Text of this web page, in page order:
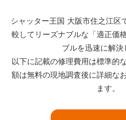
シャッター王国 大阪市住之江区
較してリーズナブルな「適正価
ブルを迅速に解決
以下に記載の修理費用は標準的
額は無料の現地調査後に詳細な
ます。